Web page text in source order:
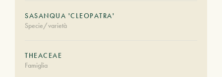
SASANQUA 'CLEOPATRA'
Specie/varietà
THEACEAE
Famiglia